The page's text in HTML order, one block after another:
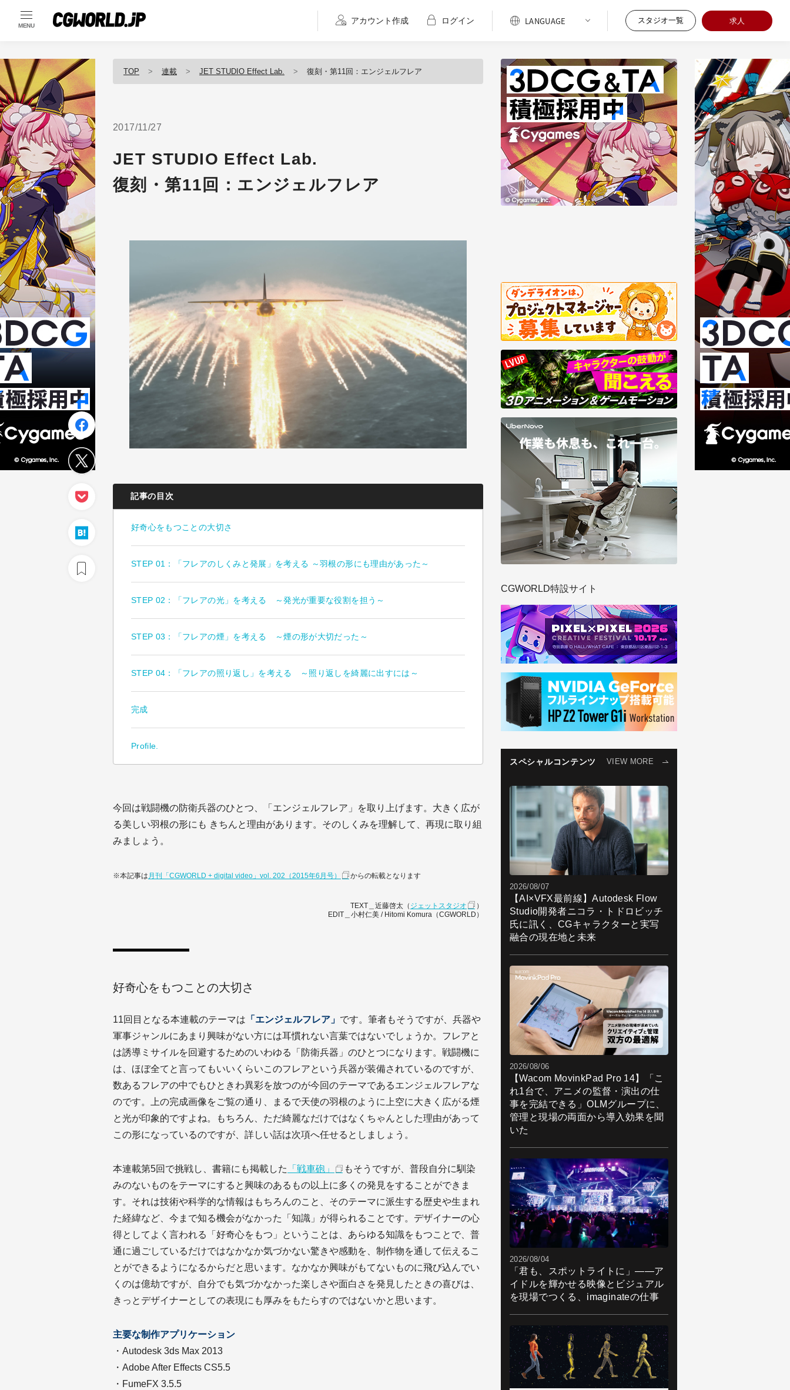
MENU
アカウント作成 ログイン スタジオ一覧 求人
TOP 連載 JET STUDIO Effect Lab. 復刻・第11回：エンジェルフレア
2017/11/27
JET STUDIO Effect Lab.
復刻・第11回：エンジェルフレア
記事の目次
好奇心をもつことの大切さ
STEP 01：「フレアのしくみと発展」を考える ～羽根の形にも理由があった～
STEP 02：「フレアの光」を考える ～発光が重要な役割を担う～
STEP 03：「フレアの煙」を考える ～煙の形が大切だった～
STEP 04：「フレアの照り返し」を考える ～照り返しを綺麗に出すには～
完成
Profile.
今回は戦闘機の防衛兵器のひとつ、「エンジェルフレア」を取り上げます。大きく広が
る美しい羽根の形にも きちんと理由があります。そのしくみを理解して、再現に取り組
みましょう。
※本記事は 月刊「CGWORLD + digital video」vol. 202（2015年6月号） からの転載となります
TEXT＿近藤啓太（ ジェットスタジオ
）
EDIT＿小村仁美 / Hitomi Komura（CGWORLD）
好奇心をもつことの大切さ
11回目となる本連載のテーマは 「エンジェルフレア」 です。筆者もそうですが、兵器や
軍事ジャンルにあまり興味がない方には耳慣れない言葉ではないでしょうか。フレアと
は誘導ミサイルを回避するためのいわゆる「防衛兵器」のひとつになります。戦闘機に
は、ほぼ全てと言ってもいいくらいこのフレアという兵器が装備されているのですが、
数あるフレアの中でもひときわ異彩を放つのが今回のテーマであるエンジェルフレアな
のです。上の完成画像をご覧の通り、まるで天使の羽根のように上空に大きく広がる煙
と光が印象的ですよね。もちろん、ただ綺麗なだけではなくちゃんとした理由があって
この形になっているのですが、詳しい話は次項へ任せるとしましょう。
本連載第5回で挑戦し、書籍にも掲載した 「戦車砲」
もそうですが、普段自分に馴染
みのないものをテーマにすると興味のあるもの以上に多くの発見をすることができま
す。それは技術や科学的な情報はもちろんのこと、そのテーマに派生する歴史や生まれ
た経緯など、今まで知る機会がなかった「知識」が得られることです。デザイナーの心
得としてよく言われる「好奇心をもつ」ということは、あらゆる知識をもつことで、普
通に過ごしているだけではなかなか気づかない驚きや感動を、制作物を通して伝えるこ
とができるようになるからだと思います。なかなか興味がもてないものに飛び込んでい
くのは億劫ですが、自分でも気づかなかった楽しさや面白さを発見したときの喜びは、
きっとデザイナーとしての表現にも厚みをもたらすのではないかと思います。
主要な制作アプリケーション
・Autodesk 3ds Max 2013
・Adobe After Effects CS5.5
・FumeFX 3.5.5
CGWORLD特設サイト
スペシャルコンテンツ VIEW MORE
2026/08/07
【AI×VFX最前線】Autodesk Flow
Studio開発者ニコラ・トドロビッチ
氏に訊く、CGキャラクターと実写
融合の現在地と未来
2026/08/06
【Wacom MovinkPad Pro 14】「こ
れ1台で、アニメの監督・演出の仕
事を完結できる」OLMグループに、
管理と現場の両面から導入効果を聞
いた
2026/08/04
「君も、スポットライトに」――ア
イドルを輝かせる映像とビジュアル
を現場でつくる、imaginateの仕事